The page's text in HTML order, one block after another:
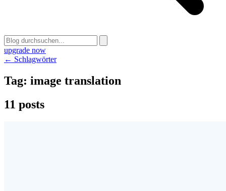
upgrade now
← Schlagwörter
Tag: image translation
11 posts